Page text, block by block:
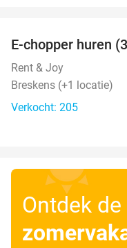
E-chopper huren
Rent & Joy
Breskens (+1 locatie)
Verkocht: 205
Ontdek